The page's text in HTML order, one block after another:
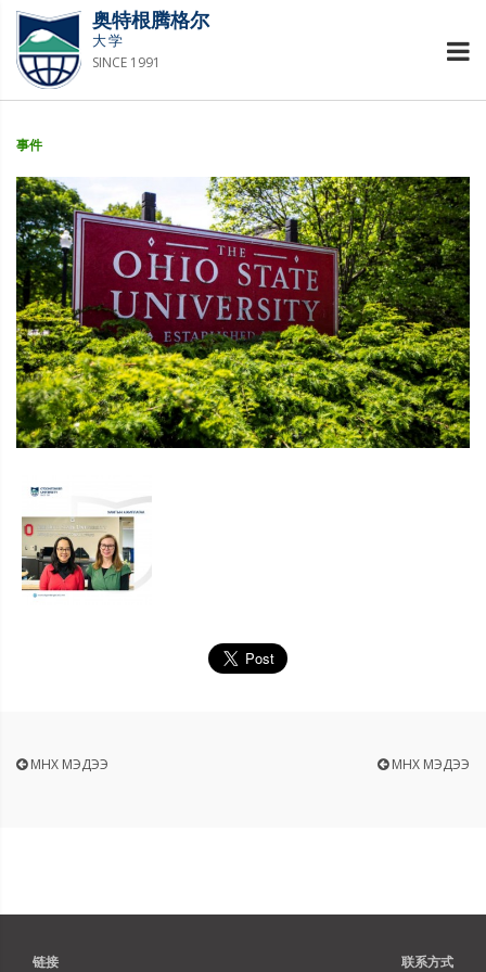
奥特根腾格尔
大学
SINCE 1991
事件
ӨМНӨХ МЭДЭЭ ӨМНӨХ МЭДЭЭ
链接 联系方式